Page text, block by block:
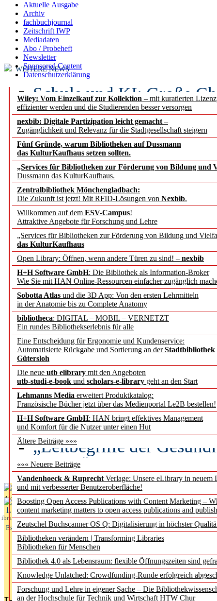
Aktuelle Ausgabe
Archiv
fachbuchjournal
Zeitschrift IWP
Mediadaten
Abo / Probeheft
Newsletter
Sponsored Content
Datenschutzerklärung
Wiley: Vom Einzelkauf zur Kollektion – mit kuratierten
effizienter werden und die Studierenden besser versorgen
nexbib: Digitale Partizipation leicht gemacht –
Zugänglichkeit und Relevanz für die Stadtgesellschaft steigern
Fünf Gründe, warum Bibliotheken auf Dussmann
das KulturKaufhaus setzen sollten.
„Services für Bibliotheken zur Förderung von Bildung und
Dussmann das KulturKaufhaus.
Zentralbibliothek Mönchengladbach:
Die Zukunft ist jetzt! Mit RFID-Lösungen von Nexbib.
Willkommen auf dem ESV-Campus!
Attraktive Angebote für Forschung und Lehre
„Services für Bibliotheken zur Förderung von Bildung und
das KulturKaufhaus
Open Library: Öffnen, wenn andere Türen zu sind! – nexbib
H+H Software GmbH: Die Bibliothek als Information-Broker
Wie Sie mit HAN Online-Ressourcen einfacher zugänglich
Sobotta Atlas und die 3D App: Von den ersten Lehrmitteln
in der Anatomie bis zu Complete Anatomy
bibliotheca: DIGITAL – MOBIL – VERNETZT
Ein rundes Bibliothekserlebnis für alle
Eine Entscheidung für Ergonomie und Kundenservice:
Automatisierte Rückgabe und Sortierung an derStadtbibliothek
Gütersloh
Die neue utb elibrary mit den Angeboten
utb-studi-e-book und scholars-e-library geht an den Start
Lehmanns Media erweitert Produktkatalog:
Französische Bücher jetzt über das Medienportal Le2B bestellen!
H+H Software GmbH: HAN bringt effektives Management
und Komfort für die Nutzer unter einen Hut
Ältere Beiträge »»»
««« Neuere Beiträge
Vandenhoeck & Ruprecht Verlage: Unsere eLibrary in neuem
und mit verbesserter Benutzeroberfläche!
Boosting Open Access Publications with Content Marketing –
content marketing matters to open access publications and
Zeutschel Buchscanner OS Q: Digitalisierung in höchster
Bibliotheken verändern | Transforming Libraries
Bibliotheken für Menschen
Bibliothek 4.0 als Lebensraum: flexible Öffnungszeiten sind
Knowledge Unlatched: Crowdfunding-Runde erfolgreich
Forschung und Lehre in eigener Sache – Die
an der Hochschule für Technik und Wirtschaft HTW Chur
WEITERE NEWS
Schule und KI: Große
Voraussetzungen
Erfolgreiches erstes
Segment Research –
angepasst
konstruktiv!
Mohr Siebeck
und die Zeitschrift für
Francke Attempto
EBSCO Information
Recherchefunktionen in
Sorbisches Institut neu
Geschichte und
Künstliche Intelligenz
besser zu verstehen
„Leitbegriffe der
des BIÖG erscheinen
Aktuelles aus
L
ibrary
Essentials